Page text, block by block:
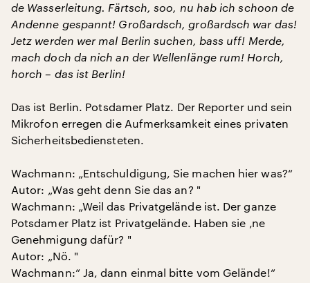
de Wasserleitung. Färtsch, soo, nu hab ich schoon de
Andenne gespannt! Großardsch, großardsch war das!
Jetz werden wer mal Berlin suchen, bass uff! Merde,
mach doch da nich an der Wellenlänge rum! Horch,
horch – das ist Berlin!
Das ist Berlin. Potsdamer Platz. Der Reporter und sein
Mikrofon erregen die Aufmerksamkeit eines privaten
Sicherheitsbediensteten.
Wachmann: „Entschuldigung, Sie machen hier was?“
Autor: „Was geht denn Sie das an? "
Wachmann: „Weil das Privatgelände ist. Der ganze
Potsdamer Platz ist Privatgelände. Haben sie ‚ne
Genehmigung dafür? "
Autor: „Nö. "
Wachmann:“ Ja, dann einmal bitte vom Gelände!“